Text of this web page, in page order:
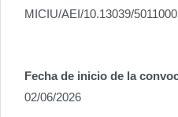
MICIU/AEI/10.13039/
Fecha de inicio de la
02/06/2026